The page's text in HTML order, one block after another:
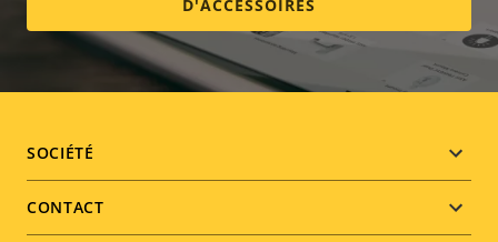
D'ACCESSOIRES
Footer
menu
SOCIÉTÉ
CONTACT